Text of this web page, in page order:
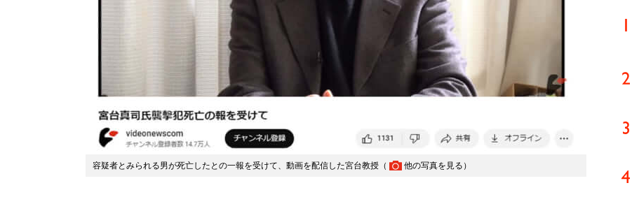
容疑者とみられる男が死亡したとの一報を受けて、動画を配信した宮台教授（ 他の写真を見る ）